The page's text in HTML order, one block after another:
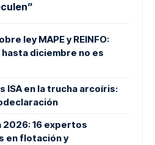
ley MAPE y REINFO:
diciembre no es
ISA en la trucha arcoíris:
2026: 16 expertos
en flotación y